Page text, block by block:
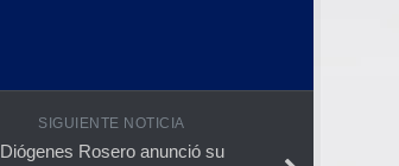
SIGUIENTE NOTICIA
Diógenes Rosero anunció su